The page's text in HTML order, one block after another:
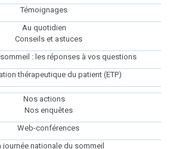
Témoignages
Au quotidien
Conseils et astuces
: les réponses à vos questions
thérapeutique du patient (ETP)
Nos actions
Nos enquêtes
Web-conférences
journée nationale du sommeil